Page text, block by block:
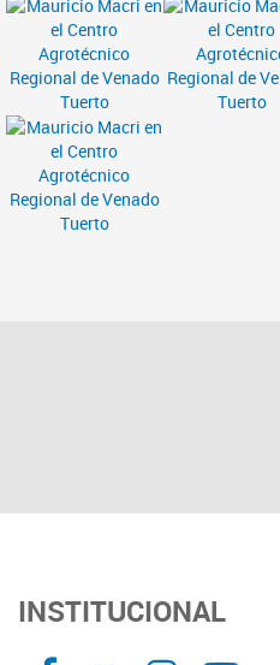
INSTITUCIONAL